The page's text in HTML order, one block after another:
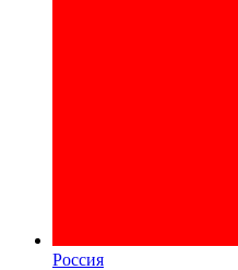
Россия